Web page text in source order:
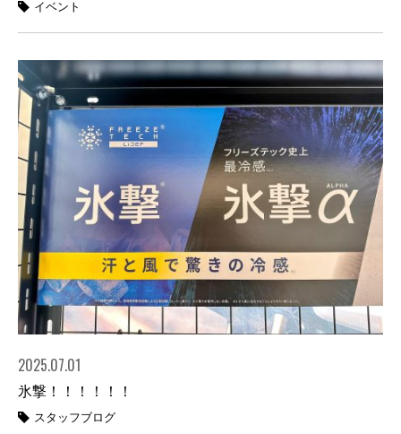
イベント
2025.07.01
氷撃！！！！！！
スタッフブログ